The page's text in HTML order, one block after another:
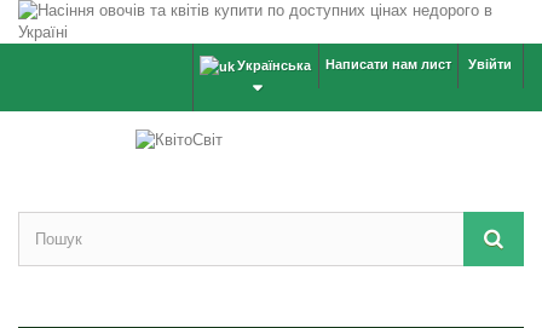
Увійти
Написати нам лист
Українська